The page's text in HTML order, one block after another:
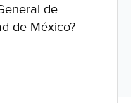
de
de México?